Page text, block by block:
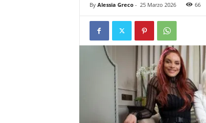
By Alessia Greco- 25 Marzo 2026 66